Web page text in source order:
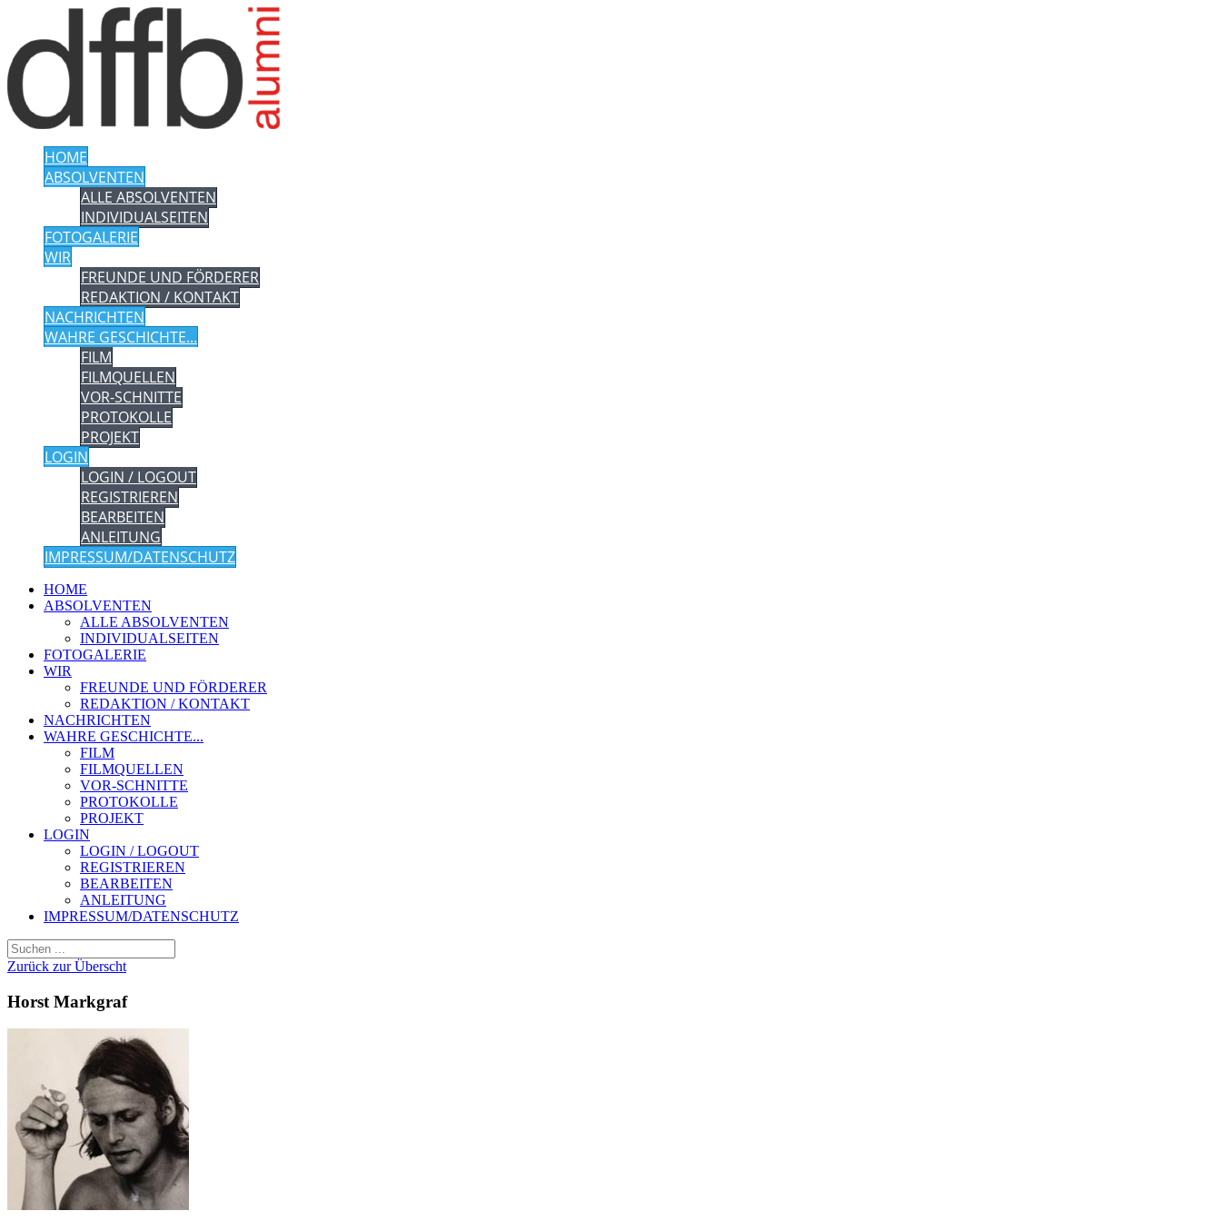
HOME
ABSOLVENTEN
ALLE ABSOLVENTEN
INDIVIDUALSEITEN
FOTOGALERIE
WIR
FREUNDE UND FÖRDERER
REDAKTION / KONTAKT
NACHRICHTEN
WAHRE GESCHICHTE...
FILM
FILMQUELLEN
VOR-SCHNITTE
PROTOKOLLE
PROJEKT
LOGIN
LOGIN / LOGOUT
REGISTRIEREN
BEARBEITEN
ANLEITUNG
IMPRESSUM/DATENSCHUTZ
HOME
ABSOLVENTEN
ALLE ABSOLVENTEN
INDIVIDUALSEITEN
FOTOGALERIE
WIR
FREUNDE UND FÖRDERER
REDAKTION / KONTAKT
NACHRICHTEN
WAHRE GESCHICHTE...
FILM
FILMQUELLEN
VOR-SCHNITTE
PROTOKOLLE
PROJEKT
LOGIN
LOGIN / LOGOUT
REGISTRIEREN
BEARBEITEN
ANLEITUNG
IMPRESSUM/DATENSCHUTZ
Zurück zur Überscht
Horst Markgraf